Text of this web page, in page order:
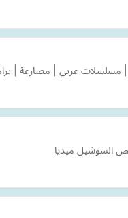
السوشيل ميديا